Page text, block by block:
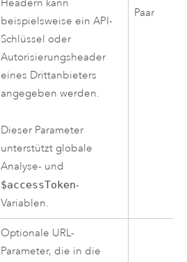
Headern kann
beispielsweise ein API-
Schlüssel oder
Autorisierungsheader
eines Drittanbieters
angegeben werden.
Dieser Parameter
unterstützt globale
Analyse- und
$accessToken-
Variablen.
Paar
Optionale URL-
Parameter, die in die